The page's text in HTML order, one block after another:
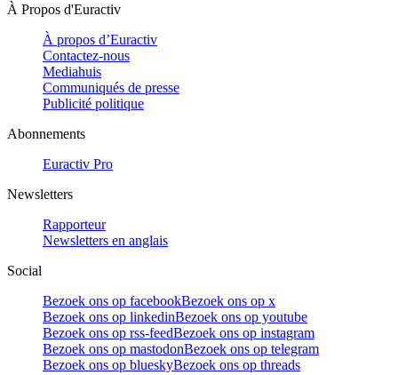
À Propos d'Euractiv
À propos d’Euractiv
Contactez-nous
Mediahuis
Communiqués de presse
Publicité politique
Abonnements
Euractiv Pro
Newsletters
Rapporteur
Newsletters en anglais
Social
Bezoek ons op facebookBezoek ons op x
Bezoek ons op linkedinBezoek ons op youtube
Bezoek ons op rss-feedBezoek ons op instagram
Bezoek ons op mastodonBezoek ons op telegram
Bezoek ons op blueskyBezoek ons op threads